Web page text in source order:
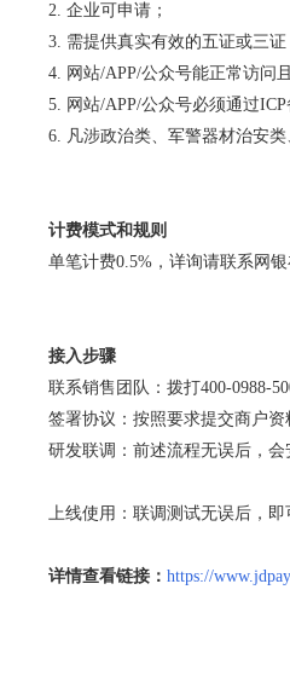
2. 企业可申请；
3. 需提供真实有效的五证或三证
4. 网站/APP/公众号能正常访问
5. 网站/APP/公众号必须通过
6. 凡涉政治类、军警器材治安
计费模式和规则
单笔计费0.5%，详询请联系网银
接入步骤
联系销售团队：拨打400-0988-
签署协议：按照要求提交商户资
研发联调：前述流程无误后，会
上线使用：联调测试无误后，即
详情查看链接： https://